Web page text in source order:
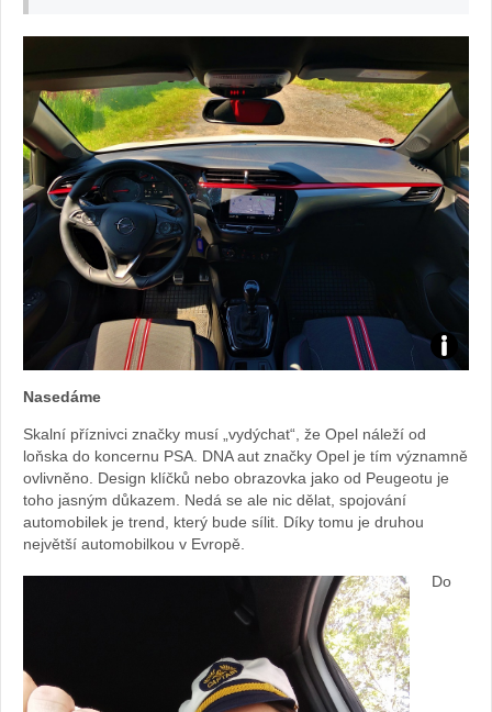
Foto:
Kvášová
Nasedáme
Skalní příznivci značky musí „vydýchat“, že Opel náleží od
loňska do koncernu PSA. DNA aut značky Opel je tím významně
ovlivněno. Design klíčků nebo obrazovka jako od Peugeotu je
toho jasným důkazem. Nedá se ale nic dělat, spojování
automobilek je trend, který bude sílit. Díky tomu je druhou
největší automobilkou v Evropě.
Do